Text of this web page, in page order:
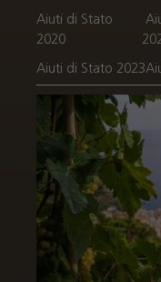
Aiuti di Stato
2020
Aiuti di Stato 2023